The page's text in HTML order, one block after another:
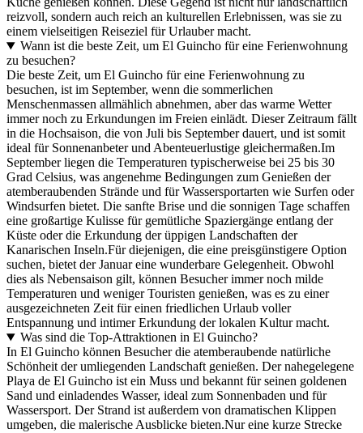
reizvoll, sondern auch reich an kulturellen Erlebnissen, was sie zu
einem vielseitigen Reiseziel für Urlauber macht.
Wann ist die beste Zeit, um El Guincho für eine Ferienwohnung
zu besuchen?
Die beste Zeit, um El Guincho für eine Ferienwohnung zu
besuchen, ist im September, wenn die sommerlichen
Menschenmassen allmählich abnehmen, aber das warme Wetter
immer noch zu Erkundungen im Freien einlädt. Dieser Zeitraum fällt
in die Hochsaison, die von Juli bis September dauert, und ist somit
ideal für Sonnenanbeter und Abenteuerlustige gleichermaßen.Im
September liegen die Temperaturen typischerweise bei 25 bis 30
Grad Celsius, was angenehme Bedingungen zum Genießen der
atemberaubenden Strände und für Wassersportarten wie Surfen oder
Windsurfen bietet. Die sanfte Brise und die sonnigen Tage schaffen
eine großartige Kulisse für gemütliche Spaziergänge entlang der
Küste oder die Erkundung der üppigen Landschaften der
Kanarischen Inseln.Für diejenigen, die eine preisgünstigere Option
suchen, bietet der Januar eine wunderbare Gelegenheit. Obwohl
dies als Nebensaison gilt, können Besucher immer noch milde
Temperaturen und weniger Touristen genießen, was es zu einer
ausgezeichneten Zeit für einen friedlichen Urlaub voller
Entspannung und intimer Erkundung der lokalen Kultur macht.
Was sind die Top-Attraktionen in El Guincho?
In El Guincho können Besucher die atemberaubende natürliche
Schönheit der umliegenden Landschaft genießen. Der nahegelegene
Playa de El Guincho ist ein Muss und bekannt für seinen goldenen
Sand und einladendes Wasser, ideal zum Sonnenbaden und für
Wassersport. Der Strand ist außerdem von dramatischen Klippen
umgeben, die malerische Ausblicke bieten.Nur eine kurze Strecke